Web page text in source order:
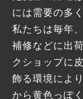
には需要の多
私たちは毎年
補修などに出
クショップに
飾る環境によ
から黄色っぽ